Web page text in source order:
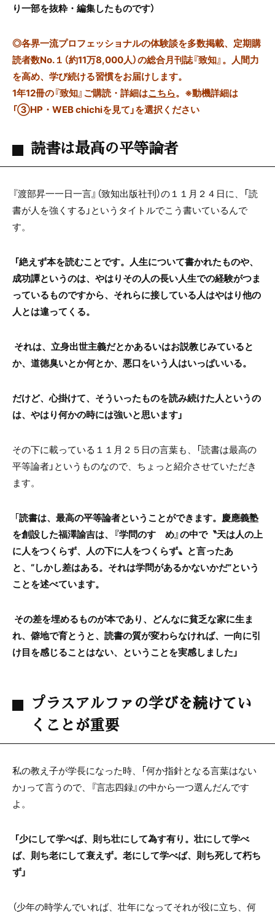
り一部を抜粋・編集したものです）
◎各界一流プロフェッショナルの体験談を多数掲載、定期購
読者数No.１（約11万8,000人）の総合月刊誌『致知』。人間力
を高め、学び続ける習慣をお届けします。
1年12冊の『致知』ご購読・詳細はこちら。 ※動機詳細は
「③HP・WEB chichiを見て」を選択ください
読書は最高の平等論者
『渡部昇一一日一言』（致知出版社刊）の１１月２４日に、「読
書が人を強くする」というタイトルでこう書いているんで
す。
「絶えず本を読むことです。人生について書かれたものや、
成功譚というのは、やはりその人の長い人生での経験がつま
っているものですから、それらに接している人はやはり他の
人とは違ってくる。
それは、立身出世主義だとかあるいはお説教じみていると
か、道徳臭いとか何とか、悪口をいう人はいっぱいいる。
だけど、心掛けて、そういったものを読み続けた人というの
は、やはり何かの時には強いと思います」
その下に載っている１１月２５日の言葉も、「読書は最高の
平等論者」というものなので、ちょっと紹介させていただき
ます。
「読書は、最高の平等論者ということができます。慶應義塾
を創設した福澤諭吉は、『学問のすゝめ』の中で〝天は人の上
に人をつくらず、人の下に人をつくらず〟と言ったあ
と、“しかし差はある。それは学問があるかないかだ”という
ことを述べています。
その差を埋めるものが本であり、どんなに貧乏な家に生ま
れ、僻地で育とうと、読書の質が変わらなければ、一向に引
け目を感じることはない、ということを実感しました」
プラスアルファの学びを続けてい
くことが重要
私の教え子が学長になった時、「何か指針となる言葉はない
か」って言うので、『言志四録』の中から一つ選んだんです
よ。
「少にして学べば、則ち壮にして為す有り。壮にして学べ
ば、則ち老にして衰えず。老にして学べば、則ち死して朽ち
ず」
（少年の時学んでいれば、壮年になってそれが役に立ち、何